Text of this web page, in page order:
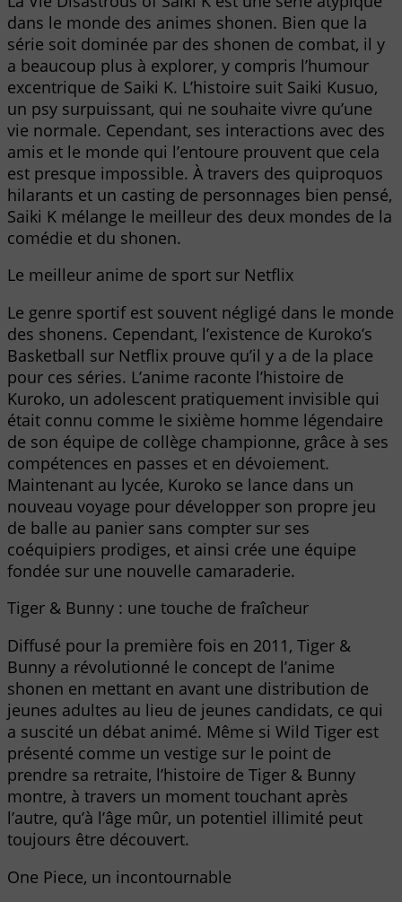
dans le monde des animes shonen. Bien que la
série soit dominée par des shonen de combat, il y
a beaucoup plus à explorer, y compris l’humour
excentrique de Saiki K. L’histoire suit Saiki Kusuo,
un psy surpuissant, qui ne souhaite vivre qu’une
vie normale. Cependant, ses interactions avec des
amis et le monde qui l’entoure prouvent que cela
est presque impossible. À travers des quiproquos
hilarants et un casting de personnages bien pensé,
Saiki K mélange le meilleur des deux mondes de la
comédie et du shonen.
Le meilleur anime de sport sur Netflix
Le genre sportif est souvent négligé dans le monde
des shonens. Cependant, l’existence de Kuroko’s
Basketball sur Netflix prouve qu’il y a de la place
pour ces séries. L’anime raconte l’histoire de
Kuroko, un adolescent pratiquement invisible qui
était connu comme le sixième homme légendaire
de son équipe de collège championne, grâce à ses
compétences en passes et en dévoiement.
Maintenant au lycée, Kuroko se lance dans un
nouveau voyage pour développer son propre jeu
de balle au panier sans compter sur ses
coéquipiers prodiges, et ainsi crée une équipe
fondée sur une nouvelle camaraderie.
Tiger & Bunny : une touche de fraîcheur
Diffusé pour la première fois en 2011, Tiger &
Bunny a révolutionné le concept de l’anime
shonen en mettant en avant une distribution de
jeunes adultes au lieu de jeunes candidats, ce qui
a suscité un débat animé. Même si Wild Tiger est
présenté comme un vestige sur le point de
prendre sa retraite, l’histoire de Tiger & Bunny
montre, à travers un moment touchant après
l’autre, qu’à l’âge mûr, un potentiel illimité peut
toujours être découvert.
One Piece, un incontournable